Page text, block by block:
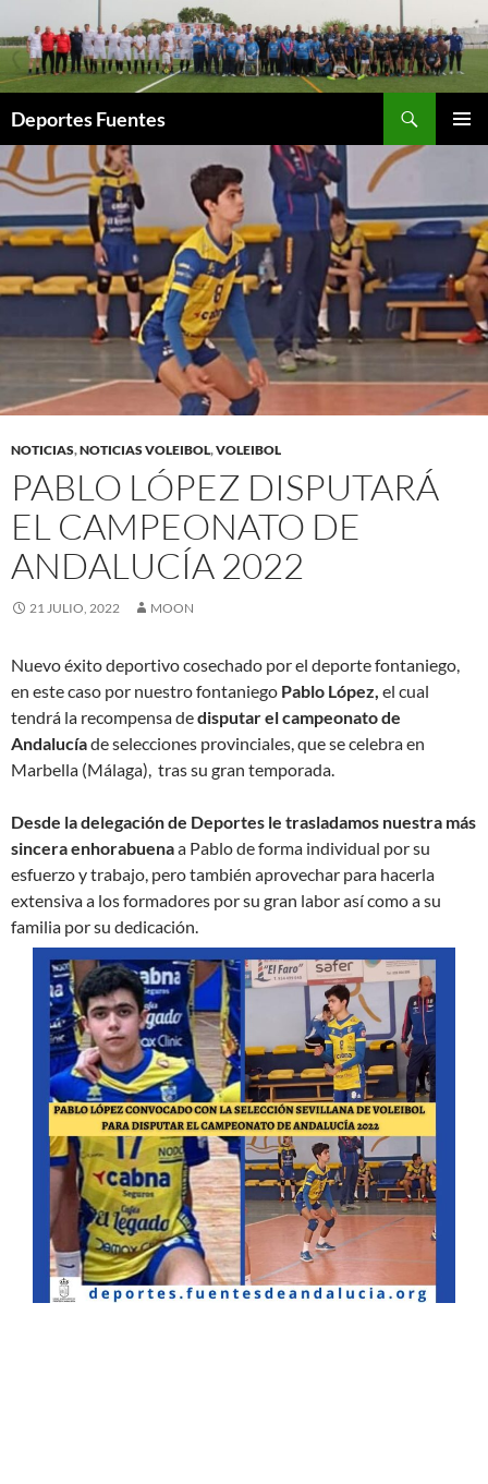
al
contenido
Deportes Fuentes
NOTICIAS,NOTICIAS VOLEIBOL,VOLEIBOL
PABLO LÓPEZ DISPUTARÁ
EL CAMPEONATO DE
ANDALUCÍA 2022
21 JULIO, 2022 MOON
Nuevo éxito deportivo cosechado por el deporte fontaniego,
en este caso por nuestro fontaniego Pablo López, el cual
tendrá la recompensa dedisputar el campeonato de
Andalucíade selecciones provinciales, que se celebra en
Marbella (Málaga), tras su gran temporada.
Desde la delegación de Deportes le trasladamos nuestra más
sincera enhorabuenaa Pablo de forma individual por su
esfuerzo y trabajo, pero también aprovechar para hacerla
extensiva a los formadores por su gran labor así como a su
familia por su dedicación.